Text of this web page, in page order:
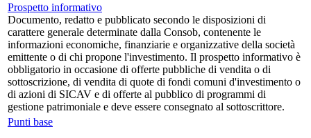
Prospetto informativo
Documento, redatto e pubblicato secondo le disposizioni di
carattere generale determinate dalla Consob, contenente le
informazioni economiche, finanziarie e organizzative della società
emittente o di chi propone l'investimento. Il prospetto informativo è
obbligatorio in occasione di offerte pubbliche di vendita o di
sottoscrizione, di vendita di quote di fondi comuni d'investimento o
di azioni di SICAV e di offerte al pubblico di programmi di
gestione patrimoniale e deve essere consegnato al sottoscrittore.
Punti base